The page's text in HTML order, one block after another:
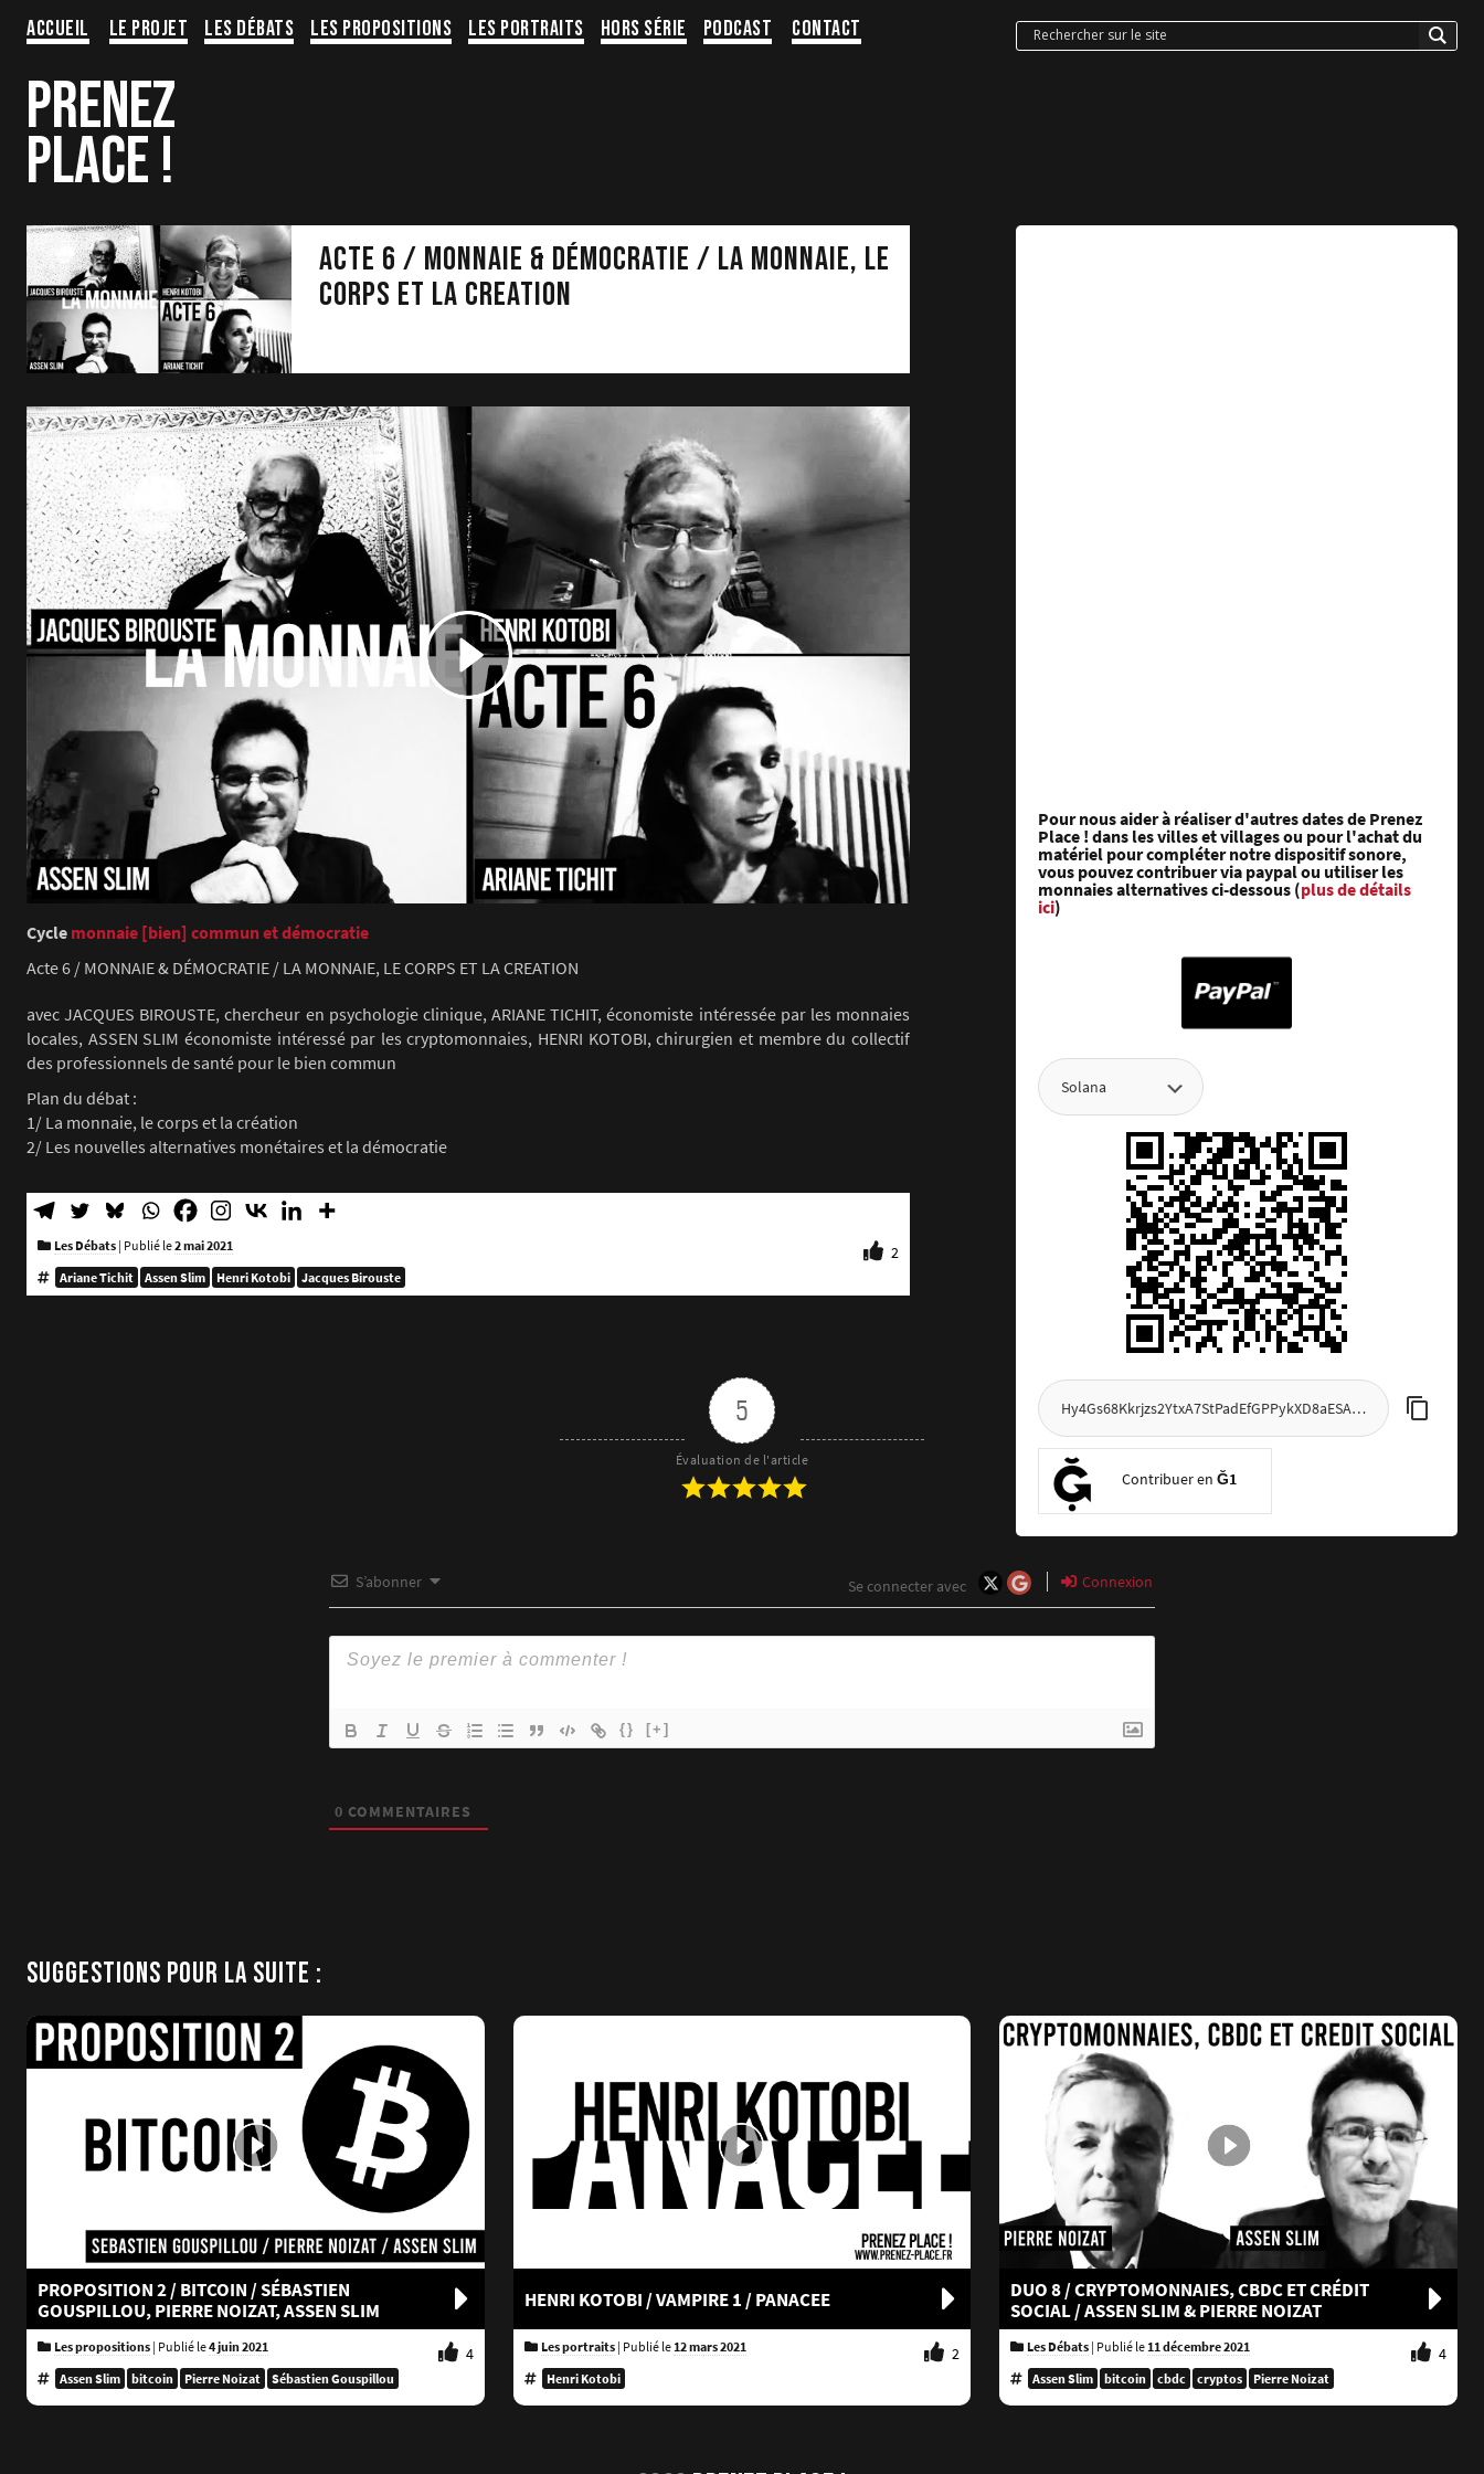
Aller
contenu
Accueil Le projet Les Débats Les propositions Les portraits Hors série Podcast Contact
PRENEZ
PLACE !
Pour nous aider à réaliser d'autres dates de Prenez
Place ! dans les villes et villages ou pour l'achat du
matériel pour compléter notre dispositif sonore,
vous pouvez contribuer via paypal ou utiliser les
monnaies alternatives ci-dessous (plus de détails
ici)
Contribuer en Ğ1
Acte 6 / MONNAIE & DÉMOCRATIE / LA MONNAIE, LE
CORPS ET LA CREATION
Cycle monnaie [bien] commun et démocratie
Acte 6 / MONNAIE & DÉMOCRATIE / LA MONNAIE, LE CORPS ET LA CREATION
avec JACQUES BIROUSTE, chercheur en psychologie clinique, ARIANE TICHIT, économiste intéressée par les monnaies
locales, ASSEN SLIM économiste intéressé par les cryptomonnaies, HENRI KOTOBI, chirurgien et membre du collectif
des professionnels de santé pour le bien commun
Plan du débat :
1/ La monnaie, le corps et la création
2/ Les nouvelles alternatives monétaires et la démocratie
Les Débats | Publié le2 mai 2021 2
Ariane Tichit Assen Slim Henri Kotobi Jacques Birouste
5
Évaluation de l'article
S’abonner Se connecter avec Connexion
{} [+]
0 COMMENTAIRES
SUGGESTIONS POUR LA SUITE :
PROPOSITION 2 / BITCOIN / SÉBASTIEN
GOUSPILLOU, PIERRE NOIZAT, ASSEN SLIM
Les propositions | Publié le4 juin 2021 4
Assen Slim bitcoin Pierre Noizat Sébastien Gouspillou
HENRI KOTOBI / VAMPIRE 1 / PANACEE
Les portraits| Publié le 12 mars 2021 2
Henri Kotobi
DUO 8 / CRYPTOMONNAIES, CBDC ET CRÉDIT
SOCIAL / ASSEN SLIM & PIERRE NOIZAT
Les Débats | Publié le 11 décembre 2021 4
Assen Slim bitcoin cbdc cryptos Pierre Noizat